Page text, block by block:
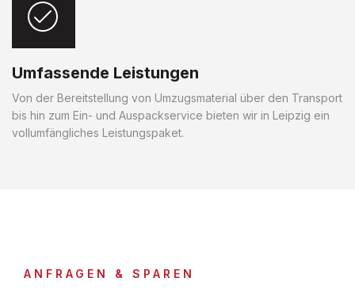
Umfassende Leistungen
Von der Bereitstellung von Umzugsmaterial über den Transport
bis hin zum Ein- und Auspackservice bieten wir in Leipzig ein
vollumfängliches Leistungspaket.
ANFRAGEN & SPAREN